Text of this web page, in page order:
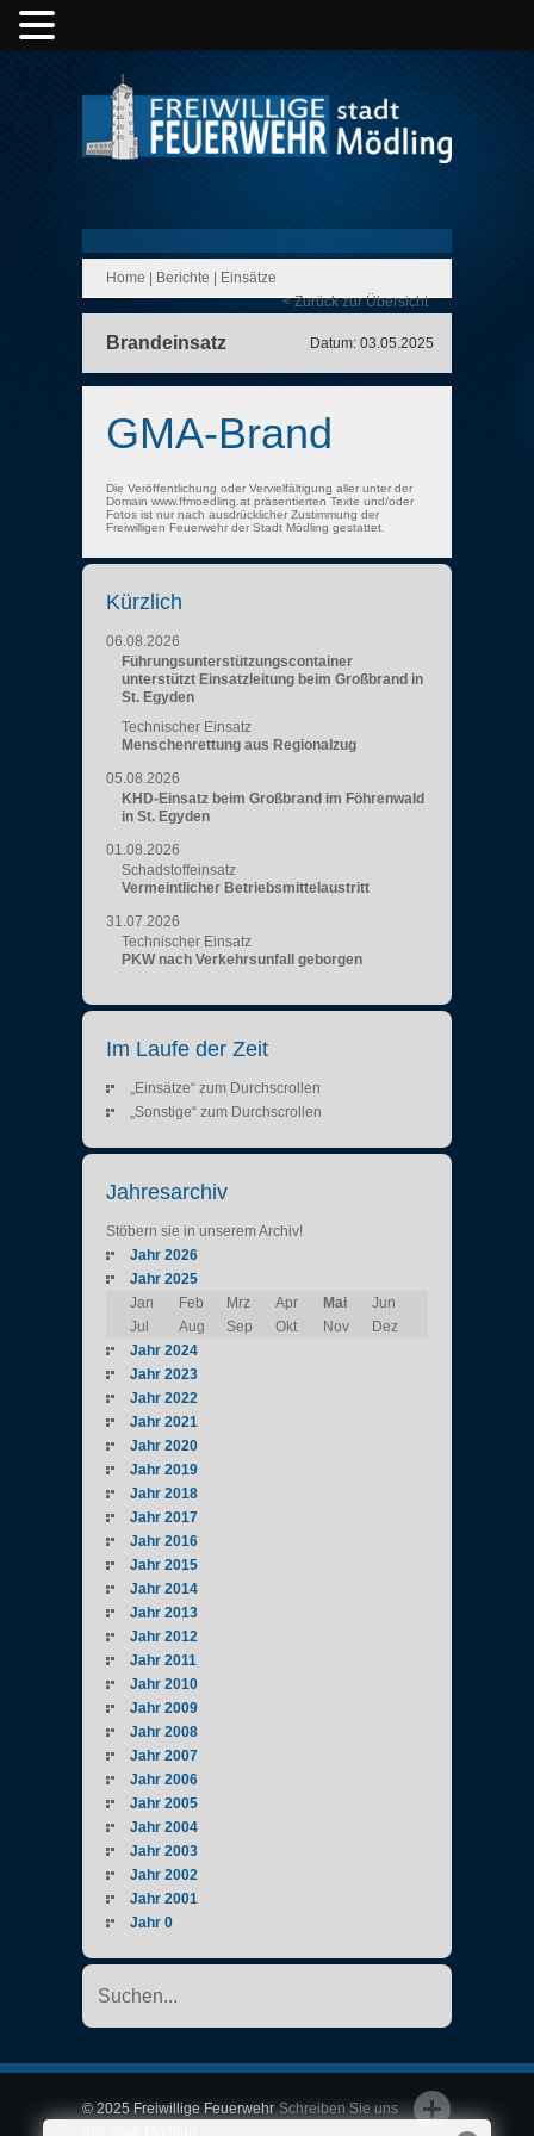
Home Berichte
Einsätze
< Zurück zur Übersicht
Brandeinsatz Datum: 03.05.2025
GMA-Brand
Die Veröffentlichung oder Vervielfältigung aller unter der
Domain www.ffmoedling.at präsentierten Texte und/oder
Fotos ist nur nach ausdrücklicher Zustimmung der
Freiwilligen Feuerwehr der Stadt Mödling gestattet.
Kürzlich
06.08.2026
Führungsunterstützungscontainer
unterstützt Einsatzleitung beim Großbrand in
St. Egyden
Technischer Einsatz
Menschenrettung aus Regionalzug
05.08.2026
KHD-Einsatz beim Großbrand im Föhrenwald
in St. Egyden
01.08.2026
Schadstoffeinsatz
Vermeintlicher Betriebsmittelaustritt
31.07.2026
Technischer Einsatz
PKW nach Verkehrsunfall geborgen
Im Laufe der Zeit
„Einsätze“ zum Durchscrollen
„Sonstige“ zum Durchscrollen
Jahresarchiv
Stöbern sie in unserem Archiv!
Jahr 2026
Jahr 2025
Jan
Feb Mrz Apr Mai
Jun
Jul
Aug Sep Okt Nov
Dez
Jahr 2024
Jahr 2023
Jahr 2022
Jahr 2021
Jahr 2020
Jahr 2019
Jahr 2018
Jahr 2017
Jahr 2016
Jahr 2015
Jahr 2014
Jahr 2013
Jahr 2012
Jahr 2011
Jahr 2010
Jahr 2009
Jahr 2008
Jahr 2007
Jahr 2006
Jahr 2005
Jahr 2004
Jahr 2003
Jahr 2002
Jahr 2001
Jahr 0
Schreiben Sie uns
© 2025 Freiwillige Feuerwehr